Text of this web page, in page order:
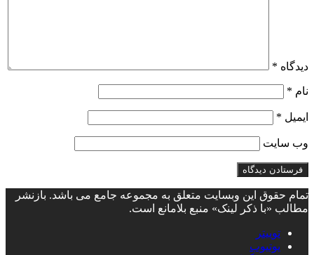
دیدگاه *
نام *
ایمیل *
وب‌ سایت
تمام حقوق این وبسایت متعلق به مجموعه جامع می باشد. بازنشر
مطالب «با ذکر لینک» منبع بلامانع است.
توییتر
یوتیوب